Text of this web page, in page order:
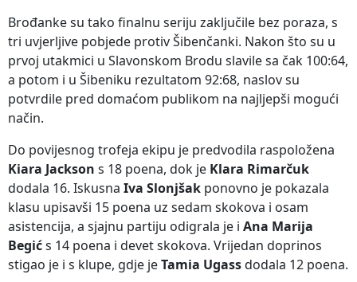
Brođanke su tako finalnu seriju zaključile bez poraza, s
tri uvjerljive pobjede protiv Šibenčanki. Nakon što su u
prvoj utakmici u Slavonskom Brodu slavile sa čak 100:64,
a potom i u Šibeniku rezultatom 92:68, naslov su
potvrdile pred domaćom publikom na najljepši mogući
način.
Do povijesnog trofeja ekipu je predvodila raspoložena
Kiara Jackson s 18 poena, dok je Klara Rimarčuk
dodala 16. Iskusna Iva Slonjšak ponovno je pokazala
klasu upisavši 15 poena uz sedam skokova i osam
asistencija, a sjajnu partiju odigrala je i Ana Marija
Begićs 14 poena i devet skokova. Vrijedan doprinos
stigao je i s klupe, gdje jeTamia Ugassdodala 12 poena.